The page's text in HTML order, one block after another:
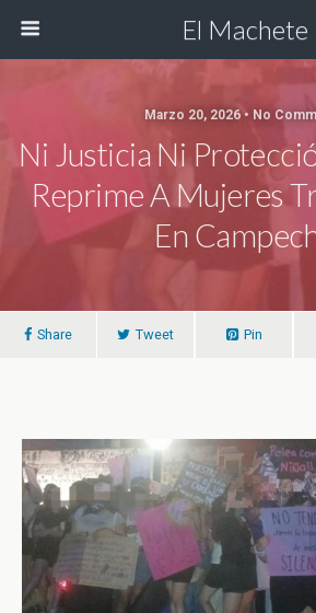
El Machete
Marzo 20, 2026 • No
Ni Justicia Ni
Reprime A Mujeres
En
Share Tweet Pin